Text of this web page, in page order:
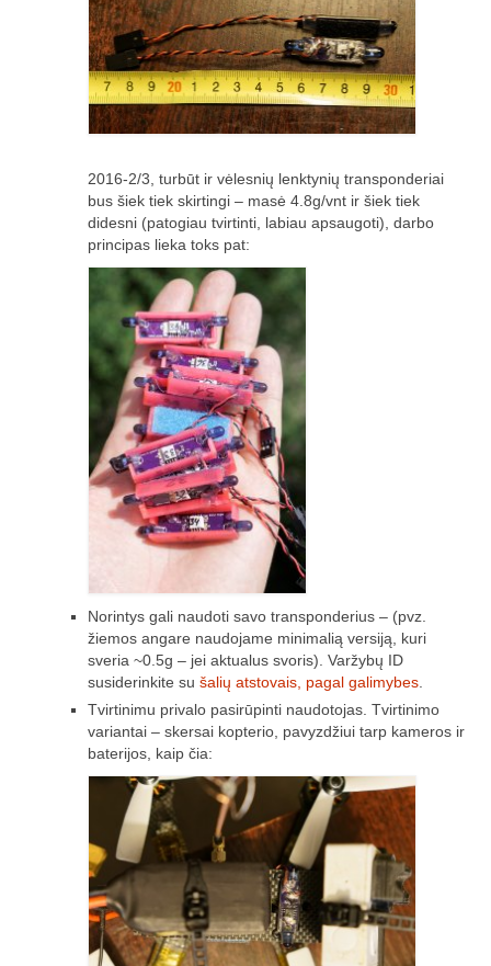
2016 Antros lenktynės
Taisyklės
Trasos schema
Rezultatai
2016 trečios lenktynės
2016-3 lenktynės/FPV susitikimas –
dienotvarkė, tikslai
2016 trečių lenktynių media
Minikopterių lenktynių taisyklės (2016-3)
Trasos schema (2016-3)
2017 pirmos lėktuvų lenktynės
Lėktuvų lenktynių taisyklės – 2017-1
Lėktuvų trasa, vietovė (2017-1)
2017-1 lėktuvų lenktynių media
Lėktuvų lenktynės įvyko – rezultatai!
2017 antros lėktuvų lenktynės
Taisyklės
Trasa
Rezultatai
2017-2 lėktuvų lenktynių media
Žiemos angaras (2016-2017)
2016-2/3, turbūt ir vėlesnių lenktynių transponderiai
bus šiek tiek skirtingi – masė 4.8g/vnt ir šiek tiek
didesni (patogiau tvirtinti, labiau apsaugoti), darbo
principas lieka toks pat:
Norintys gali naudoti savo transponderius – (pvz.
žiemos angare naudojame minimalią versiją, kuri
sveria ~0.5g – jei aktualus svoris). Varžybų ID
susiderinkite su šalių atstovais, pagal galimybes
Tvirtinimu privalo pasirūpinti naudotojas. Tvirtinimo
variantai – skersai kopterio, pavyzdžiui tarp kameros ir
baterijos, kaip čia: